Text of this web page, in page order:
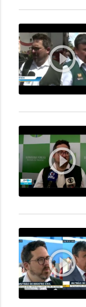
play_circle_outline
play_circle_outline
play_circle_outline